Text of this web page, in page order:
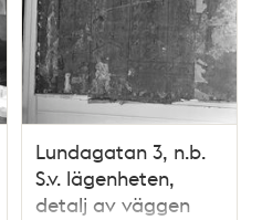
Lundagatan 3, n.b.
S.v. lägenheten,
detalj av väggen